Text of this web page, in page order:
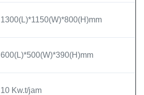
1300(L)*1150(W)*800(H)mm
600(L)*500(W)*390(H)mm
10 Kw.t/jam